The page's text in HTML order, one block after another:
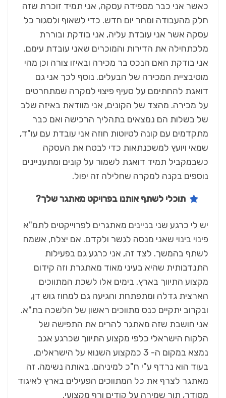
כאשר אני כבר מספידה עסקה, אני תמיד זוכרת שזה
חלק מהעבודה ומחר יום חדש. כדי לשאוף ולסגור כל
עסקה אשר אני עובדת עליה, אני בודקת ובוררת
מלכתחילה את הדירות והמוכרים שאני עובדת עימם.
אני בודקת האם הנכס בר מכירה ובאיזו צורה וכן מהי
מוטיבציית המכירה של הבעלים. נוסף לכך אני גם
דואגת להחתימם על סעיף פיצוי למקרה שמתחרטים
על מכירה. מהצד של הקונים, אני מוודאת באיזה שלב
של בשלות הם נמצאים בתהליך הרכישה ואם כבר
מתקדמים עם קונה לטיוטות חוזה אני עובדת עם עו"ד,
שמאי ויועץ למשכנתאות כדי לבטח את העסקה
כשבמקביל תמיד דואגת לשמור על קונים ומתעניינים
נוספים בקנה למקרה שחלילה זה יפול.
תוכלי לשתף אותנו בפרויקט מאתגר שלך?
יש לי כרגע שני בניינים מאתגרים לפרוייקטים לתמ"א
פינוי בינוי שאני מנסה לגשר ולקדם. אם יצלח, אשמח
לשתף בהמשך. לצד זה, אני כרגע גם בפעילות
התנדבותית שהיא בעיני מאוד מאתגרת וזה קידום
מקצוע התיווך בארץ. בימים אלו לשכת המתווכים
הארצית גדלה ומתפתחת והגיעה גם למחוז גוש דן,
ובקרוב יתקיים כנס מתווכים ראשון של הלשכה בת"א.
אני חושבת שזה מאתגר להרים את התפישה של
הלקוח הישראלי כלפי מקצוע התיווך שכרגע אגב
נמצא במקום ה- 3 כמקצוע השנוא על הישראלים,
בעוד הוא נרדף ע"י ח"כ למיניהם. באותה נשימה, זה
מאתגר לצרף את כל המתווכים הפעילים בארץ לאיגוד
מסודר, תוך שמירה על קודים ורף מקצועי.